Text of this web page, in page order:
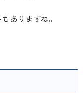
ありますね。